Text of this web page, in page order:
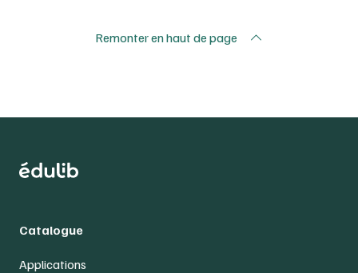
Remonter en haut de page
Catalogue
Applications